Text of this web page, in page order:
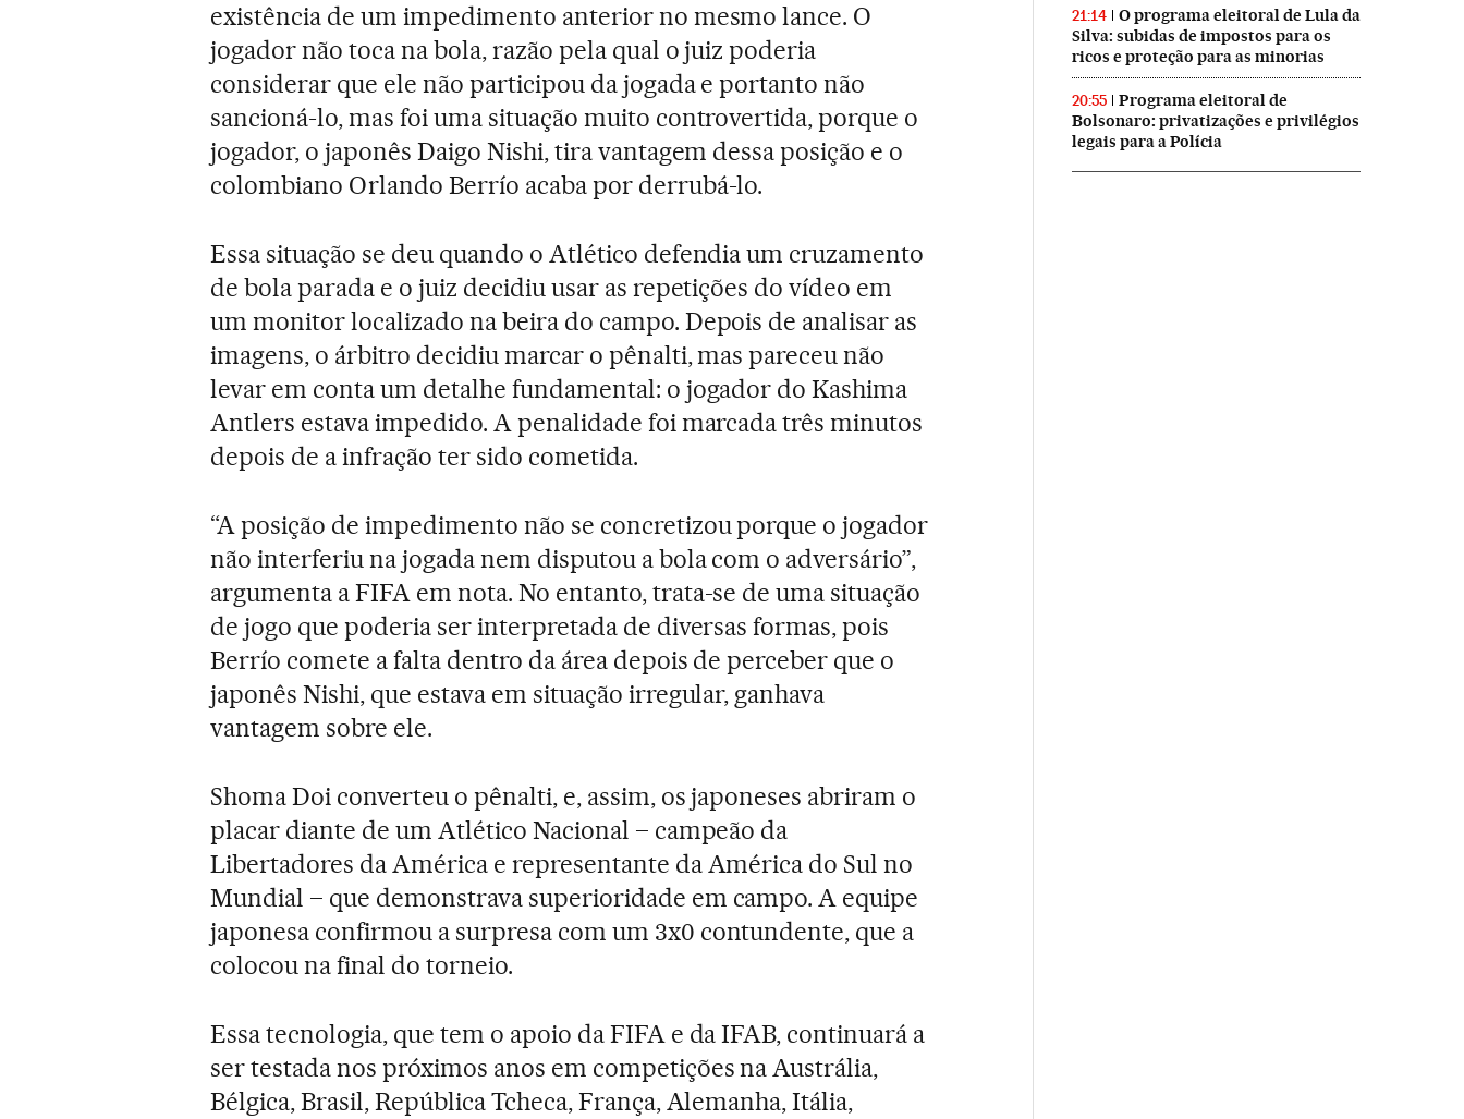
existência de um impedimento anterior no mesmo lance. O
jogador não toca na bola, razão pela qual o juiz poderia
considerar que ele não participou da jogada e portanto não
sancioná-lo, mas foi uma situação muito controvertida, porque o
jogador, o japonês Daigo Nishi, tira vantagem dessa posição e o
colombiano Orlando Berrío acaba por derrubá-lo.
Essa situação se deu quando o Atlético defendia um cruzamento
de bola parada e o juiz decidiu usar as repetições do vídeo em
um monitor localizado na beira do campo. Depois de analisar as
imagens, o árbitro decidiu marcar o pênalti, mas pareceu não
levar em conta um detalhe fundamental: o jogador do Kashima
Antlers estava impedido. A penalidade foi marcada três minutos
depois de a infração ter sido cometida.
“A posição de impedimento não se concretizou porque o jogador
não interferiu na jogada nem disputou a bola com o adversário”,
argumenta a FIFA em nota. No entanto, trata-se de uma situação
de jogo que poderia ser interpretada de diversas formas, pois
Berrío comete a falta dentro da área depois de perceber que o
japonês Nishi, que estava em situação irregular, ganhava
vantagem sobre ele.
Shoma Doi converteu o pênalti, e, assim, os japoneses abriram o
placar diante de um Atlético Nacional – campeão da
Libertadores da América e representante da América do Sul no
Mundial – que demonstrava superioridade em campo. A equipe
japonesa confirmou a surpresa com um 3x0 contundente, que a
colocou na final do torneio.
Essa tecnologia, que tem o apoio da FIFA e da IFAB, continuará a
ser testada nos próximos anos em competições na Austrália,
Bélgica, Brasil, República Tcheca, França, Alemanha, Itália,
21:14
O programa eleitoral de Lula da
Silva: subidas de impostos para os
ricos e proteção para as minorias
20:55
Programa eleitoral de
Bolsonaro: privatizações e privilégios
legais para a Polícia